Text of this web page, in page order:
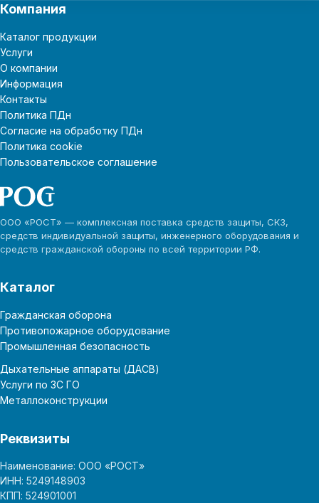
Компания
Каталог продукции
Услуги
О компании
Информация
Контакты
Политика ПДн
Согласие на обработку ПДн
Политика cookie
Пользовательское соглашение
ООО «РОСТ» — комплексная поставка средств защиты, СКЗ,
средств индивидуальной защиты, инженерного оборудования и
средств гражданской обороны по всей территории РФ.
Каталог
Гражданская оборона
Противопожарное оборудование
Промышленная безопасность
Дыхательные аппараты (ДАСВ)
Услуги по ЗС ГО
Металлоконструкции
Реквизиты
Наименование: ООО «РОСТ»
ИНН: 5249148903
КПП: 524901001